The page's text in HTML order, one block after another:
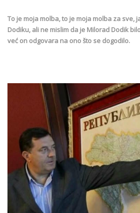
To je moja molba, to je moja molba za sve,
Dodiku, ali ne mislim da je Milorad Dodik
već on odgovara na ono što se dogodilo.